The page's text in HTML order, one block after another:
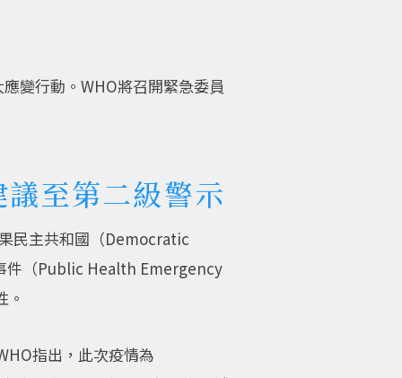
變行動。WHO將召開緊急委員
至第二級警示
民主共和國（Democratic
件（Public Health Emergency
指出，此次疫情為